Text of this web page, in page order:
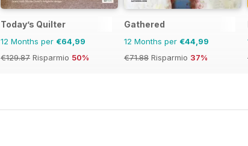
Today’s Quilter
12 Months per €64,99
€129.87 Risparmio 50%
Gathered
12 Months per €44,99
€71.88 Risparmio 37%